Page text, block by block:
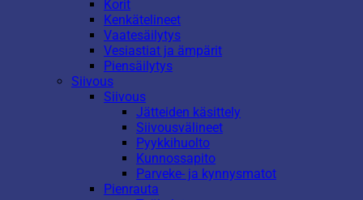
Korit
Kenkätelineet
Vaatesäilytys
Vesiastiat ja ämpärit
Piensäilytys
Siivous
Siivous
Jätteiden käsittely
Siivousvälineet
Pyykkihuolto
Kunnossapito
Parveke- ja kynnysmatot
Pienrauta